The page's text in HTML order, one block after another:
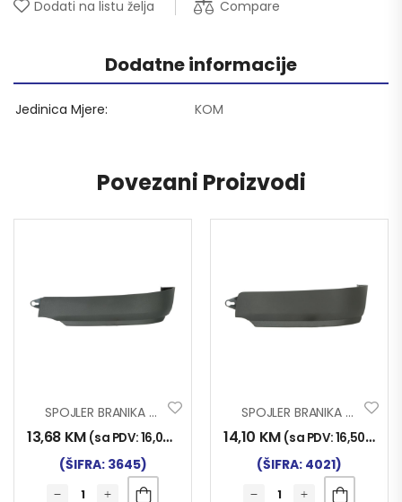
Dodati na listu želja Compare
Dodatne informacije
Jedinica Mjere KOM
Povezani Proizvodi
SPOJLER BRANIKA MAN TGX TKZ. GOLUB LIJ.
13,68 KM (sa PDV:16,00
(ŠIFRA: 3645)
SPOJLER BRANIKA MAN TGS TKZ. GOLUB LIJ
14,10 KM (sa PDV:16,50KM
(ŠIFRA: 4021)